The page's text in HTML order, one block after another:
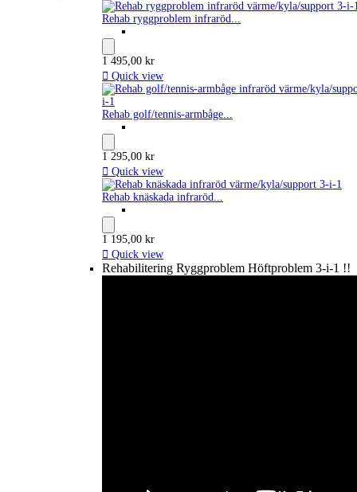
Rehab ryggproblem infraröd...
1 495,00 kr
 Quick view
Rehab golf/tennis-armbåge...
1 295,00 kr
 Quick view
Rehab knäskada infraröd...
1 195,00 kr
 Quick view
Rehabilitering Ryggproblem Höftproblem 3-i-1 !!